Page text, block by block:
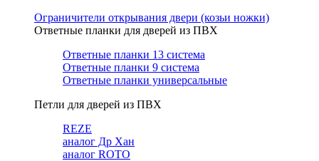
Ограничители открывания двери (козьи ножки)
Ответные планки для дверей из ПВХ
Ответные планки 13 система
Ответные планки 9 система
Ответные планки универсальные
Петли для дверей из ПВХ
REZE
аналог Др Хан
аналог ROTO